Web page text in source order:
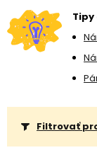
kategóriách
doplnok podľa
Filtrovať